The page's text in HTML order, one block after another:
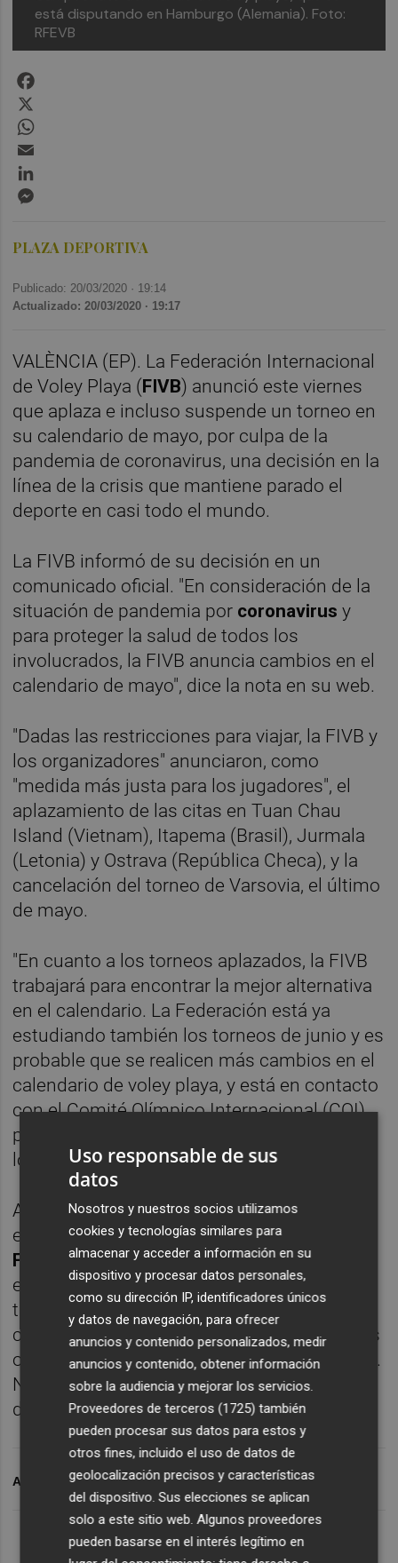
está disputando en Hamburgo (Alemania). Foto:
RFEVB
PLAZA DEPORTIVA
Publicado: 20/03/2020 · 19:14
Actualizado: 20/03/2020 · 19:17
VALÈNCIA (EP). La Federación Internacional
de Voley Playa (FIVB) anunció este viernes
que aplaza e incluso suspende un torneo en
su calendario de mayo, por culpa de la
pandemia de coronavirus, una decisión en la
línea de la crisis que mantiene parado el
deporte en casi todo el mundo.
La FIVB informó de su decisión en un
comunicado oficial. "En consideración de la
situación de pandemia por coronavirus y
para proteger la salud de todos los
involucrados, la FIVB anuncia cambios en el
calendario de mayo", dice la nota en su web.
"Dadas las restricciones para viajar, la FIVB y
los organizadores" anunciaron, como
"medida más justa para los jugadores", el
aplazamiento de las citas en Tuan Chau
Island (Vietnam), Itapema (Brasil), Jurmala
(Letonia) y Ostrava (República Checa), y la
cancelación del torneo de Varsovia, el último
de mayo.
"En cuanto a los torneos aplazados, la FIVB
trabajará para encontrar la mejor alternativa
en el calendario. La Federación está ya
estudiando también los torneos de junio y es
probable que se realicen más cambios en el
calendario de voley playa, y está en contacto
con el Comité Olímpico Internacional (COI)
para revisar el sistema de clasificación para
los Juegos", añade.
Ante este panorama complicado, la pareja
española de voley playa formada por
Fernández Steiner y Elsa Baquerizo
eco del comunicado de la FIVB y reconoció
tiempos complicados. "Todas las
competiciones del mes de mayo canceladas
o pospuestas para otra fecha aún por definir.
Nos esperan semanas duras en casa",
dijeron en su cuenta de Twitter.
ARCHIVADO EN CORONAVIRUS VOLEY PLAYA
Uso responsable de sus
datos
Nosotros y nuestros socios utilizamos
cookies y tecnologías similares para
almacenar y acceder a información en su
dispositivo y procesar datos personales,
como su dirección IP, identificadores únicos
y datos de navegación, para ofrecer
anuncios y contenido personalizados, medir
anuncios y contenido, obtener información
sobre la audiencia y mejorar los servicios.
Proveedores de terceros (1725) también
pueden procesar sus datos para estos y
otros fines, incluido el uso de datos de
geolocalización precisos y características
del dispositivo. Sus elecciones se aplican
solo a este sitio web. Algunos proveedores
pueden basarse en el interés legítimo en